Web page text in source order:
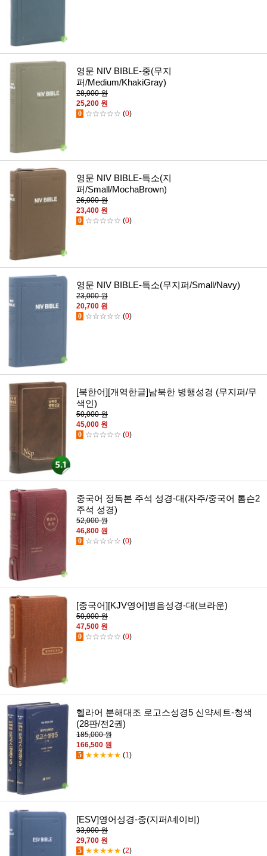
영문 NIV BIBLE-중(무지
퍼/Medium/KhakiGray)
28,000 원
25,200 원
0 ☆☆☆☆☆ (0)
영문 NIV BIBLE-특소(지
퍼/Small/MochaBrown)
26,000 원
23,400 원
0 ☆☆☆☆☆ (0)
영문 NIV BIBLE-특소(무지퍼/Small/Navy)
23,000 원
20,700 원
0 ☆☆☆☆☆ (0)
[북한어][개역한글]남북한 병행성경 (무지퍼/무
색인)
50,000 원
45,000 원
0 ☆☆☆☆☆ (0)
중국어 정독본 주석 성경-대(자주/중국어 톰슨2
주석 성경)
52,000 원
46,800 원
0 ☆☆☆☆☆ (0)
[중국어][KJV영어]병음성경-대(브라운)
50,000 원
47,500 원
0 ☆☆☆☆☆ (0)
헬라어 분해대조 로고스성경5 신약세트-청색
(28판/전2권)
185,000 원
166,500 원
5 ★★★★★ (1)
[ESV]영어성경-중(지퍼/네이비)
33,000 원
29,700 원
5 ★★★★★ (2)